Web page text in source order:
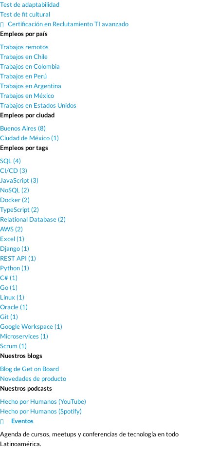
Test de adaptabilidad
Test de fit cultural
Certificación en Reclutamiento TI avanzado
Empleos por país
Trabajos remotos
Trabajos en Chile
Trabajos en Colombia
Trabajos en Perú
Trabajos en Argentina
Trabajos en México
Trabajos en Estados Unidos
Empleos por ciudad
Buenos Aires (8)
Ciudad de México (1)
Empleos por tags
SQL (4)
CI/CD (3)
JavaScript (3)
NoSQL (2)
Docker (2)
TypeScript (2)
Relational Database (2)
AWS (2)
Excel (1)
Django (1)
REST API (1)
Python (1)
C# (1)
Go (1)
Linux (1)
Oracle (1)
Git (1)
Google Workspace (1)
Microservices (1)
Scrum (1)
Nuestros blogs
Blog de Get on Board
Novedades de producto
Nuestros podcasts
Hecho por Humanos (YouTube)
Hecho por Humanos (Spotify)
Eventos
Agenda de cursos, meetups y conferencias de tecnología en todo
Latinoamérica.